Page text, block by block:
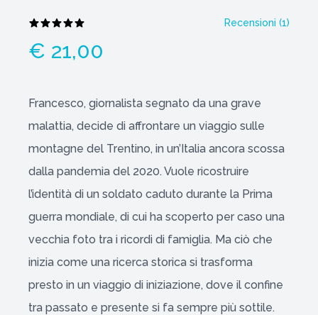
Recensioni (1)
€ 21,00
Francesco, giornalista segnato da una grave
malattia, decide di affrontare un viaggio sulle
montagne del Trentino, in un’Italia ancora scossa
dalla pandemia del 2020. Vuole ricostruire
l’identità di un soldato caduto durante la Prima
guerra mondiale, di cui ha scoperto per caso una
vecchia foto tra i ricordi di famiglia. Ma ciò che
inizia come una ricerca storica si trasforma
presto in un viaggio di iniziazione, dove il confine
tra passato e presente si fa sempre più sottile.